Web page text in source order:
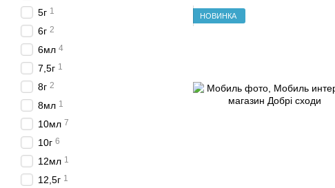
НОВИНКА
5г 1
6г 2
6мл 4
7,5г 1
8г 2
8мл 1
10мл 7
10г 6
12мл 1
12,5г 1